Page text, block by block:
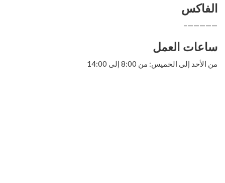
الفاكس
—————–
ساعات العمل
من الأحد إلى الخميس: من 8:00 إلى 14:00